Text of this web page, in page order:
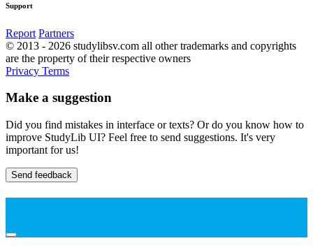
Support
Report Partners
© 2013 - 2026 studylibsv.com all other trademarks and copyrights
are the property of their respective owners
Privacy Terms
Make a suggestion
Did you find mistakes in interface or texts? Or do you know how to
improve StudyLib UI? Feel free to send suggestions. It's very
important for us!
Send feedback